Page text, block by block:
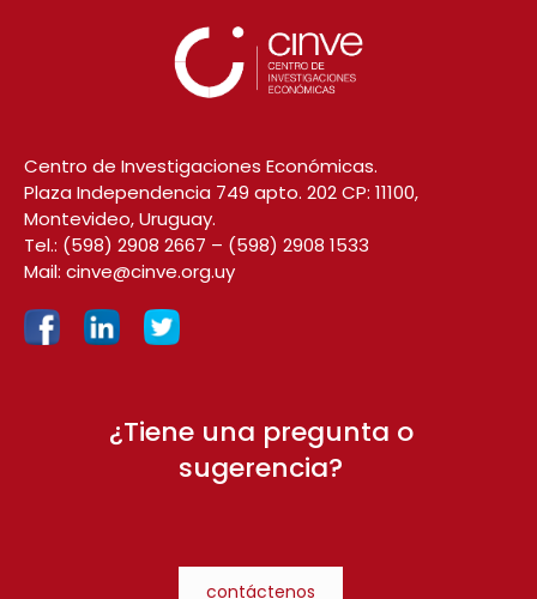
Centro de Investigaciones Económicas.
Plaza Independencia 749 apto. 202 CP: 11100,
Montevideo, Uruguay.
Tel.: (598) 2908 2667 – (598) 2908 1533
Mail: cinve@cinve.org.uy
¿Tiene una pregunta o
sugerencia?
contáctenos